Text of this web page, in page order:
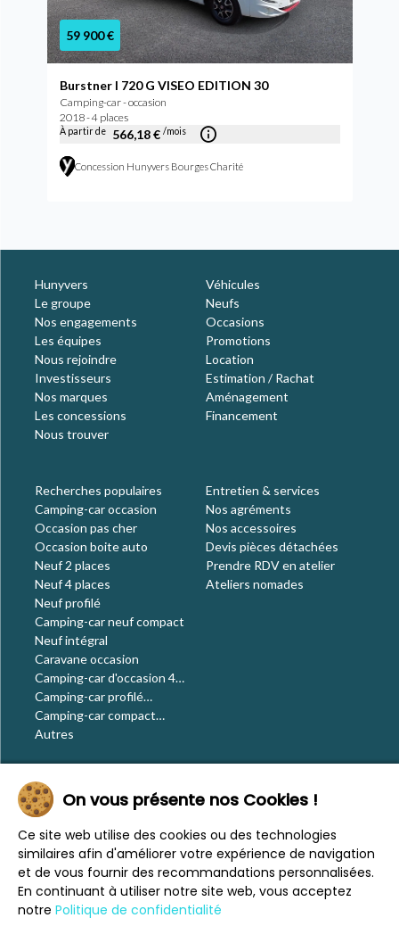
59 900 €
Burstner I 720 G VISEO EDITION 30
Camping-car - occasion
2018 - 4 places
À partir de 566,18 € /mois
Concession Hunyvers Bourges Charité
Hunyvers
Le groupe
Nos engagements
Les équipes
Nous rejoindre
Investisseurs
Nos marques
Les concessions
Nous trouver
Véhicules
Neufs
Occasions
Promotions
Location
Estimation / Rachat
Aménagement
Financement
Recherches populaires
Camping-car occasion
Occasion pas cher
Occasion boite auto
Neuf 2 places
Neuf 4 places
Neuf profilé
Camping-car neuf compact
Neuf intégral
Caravane occasion
Camping-car d'occasion 4
places
Camping-car profilé
occasion
Camping-car compact
occasion
Autres
Entretien & services
Nos agréments
Nos accessoires
Devis pièces détachées
Prendre RDV en atelier
Ateliers nomades
Le blog
Actualités
Évènements
Nos conseils
Vos voyages
CaraMaps
Espace presse
On vous présente nos Cookies !
Ce site web utilise des cookies ou des technologies
similaires afin d'améliorer votre expérience de navigation
et de vous fournir des recommandations personnalisées.
En continuant à utiliser notre site web, vous acceptez
notre Politique de confidentialité